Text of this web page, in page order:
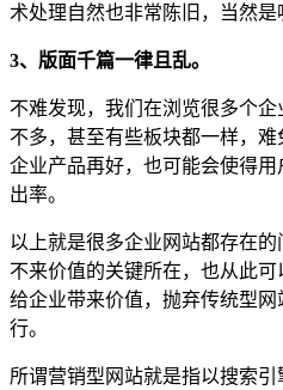
术处理自然也非常陈旧，当然是
3、版面千篇一律且乱。
不难发现，我们在浏览很多个
不多，甚至有些板块都一样，
企业产品再好，也可能会使得
出率。
以上就是很多企业网站都存在
不来价值的关键所在，也从此
给企业带来价值，抛弃传统型
行。
所谓营销型网站就是指以搜索